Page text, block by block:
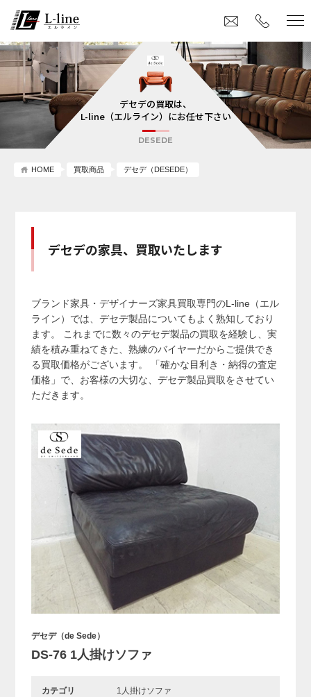
デセデの買取は、
L-line（エルライン）にお任せ下さい
DESEDE
HOME 買取商品 デセデ（DESEDE）
デセデの家具、買取いたします
ブランド家具・デザイナーズ家具買取専門のL-line（エル
ライン）では、デセデ製品についてもよく熟知しており
ます。 これまでに数々のデセデ製品の買取を経験し、実
績を積み重ねてきた、熟練のバイヤーだからご提供でき
る買取価格がございます。 「確かな目利き・納得の査定
価格」で、お客様の大切な、デセデ製品買取をさせてい
ただきます。
デセデ（de Sede）
DS-76 1人掛けソファ
カテゴリ 1人掛けソファ